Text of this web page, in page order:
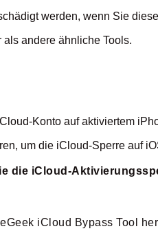
werden, wenn Sie
andere ähnliche Tools.
Konto auf aktiviertem
um die iCloud-Sperre auf
die iCloud-
iCloud Bypass Tool